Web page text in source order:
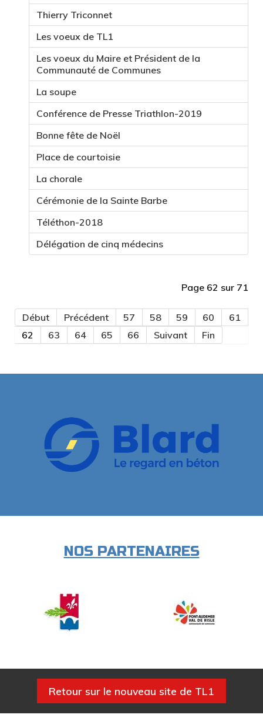
Thierry Triconnet
Les voeux de TL1
Les voeux du Maire et Président de la
Communauté de Communes
La soupe
Conférence de Presse Triathlon-2019
Bonne fête de Noël
Place de courtoisie
La chorale
Cérémonie de la Sainte Barbe
Téléthon-2018
Délégation de cinq médecins
Page 62 sur 71
Début Précédent 57 58 59 60
61
62
63 64 65 66 Suivant Fin
NOS PARTENAIRES
Retour sur le nouveau site de TL1